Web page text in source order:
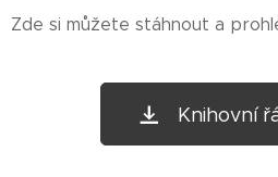
Zde si můžete stáhnout a
Knihovní